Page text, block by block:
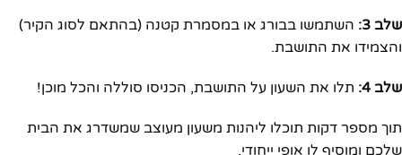
שלב 3:
השתמשו בבורג או במסמרת קטנה (בהתאם לסוג הקיר)
והצמידו את התושבת.
שלב 4: תלו את השעון על התושבת, הכניסו סוללה והכל מוכן!
תוך מספר דקות תוכלו ליהנות משעון מעוצב שמשדרג את הבית
שלכם ומוסיף לו אופי ייחודי.